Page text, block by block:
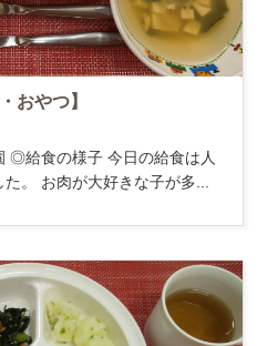
おやつ】
◎給食の様子 今日の給食は人
。 お肉が大好きな子が多...